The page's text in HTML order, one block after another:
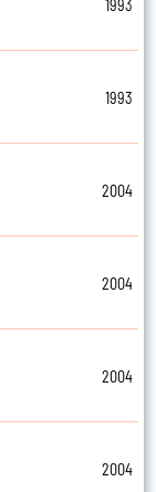
1993
1993
2004
2004
2004
2004